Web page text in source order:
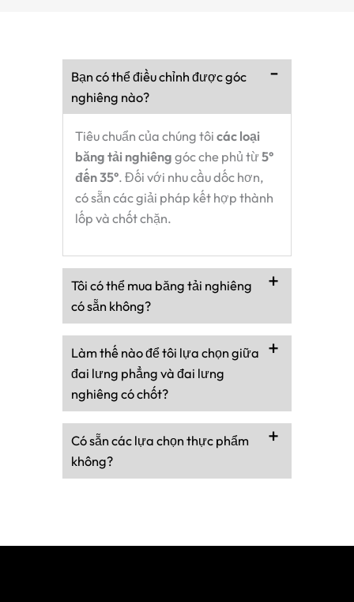
Bạn có thể điều chỉnh được góc
nghiêng nào?
Tiêu chuẩn của chúng tôi các loại
băng tải nghiêng góc che phủ từ5°
đến 35°. Đối với nhu cầu dốc hơn,
có sẵn các giải pháp kết hợp thành
lốp và chốt chặn.
Tôi có thể mua băng tải nghiêng
có sẵn không?
Làm thế nào để tôi lựa chọn giữa
đai lưng phẳng và đai lưng
nghiêng có chốt?
Có sẵn các lựa chọn thực phẩm
không?